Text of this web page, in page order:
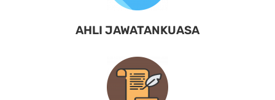
AHLI JAWATANKUASA